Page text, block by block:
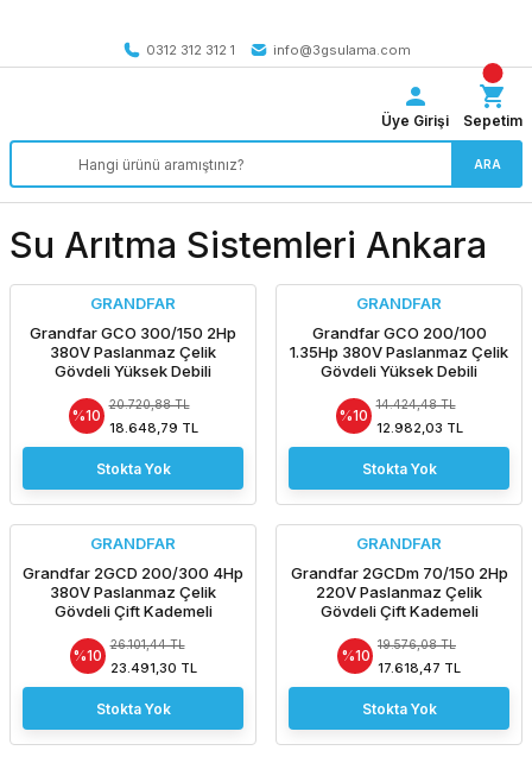
0312 312 312 1
info@3gsulama.com
ARA
Üye Girişi Sepetim
Su Arıtma Sistemleri Ankara
GRANDFAR
Grandfar GCO 300/150 2Hp
380V Paslanmaz Çelik
Gövdeli Yüksek Debili
%10
20.720,88 TL
18.648,79 TL
Stokta Yok
GRANDFAR
Grandfar GCO 200/100
1.35Hp 380V Paslanmaz Çelik
Gövdeli Yüksek Debili
%10
14.424,48 TL
12.982,03 TL
Stokta Yok
GRANDFAR
Grandfar 2GCD 200/300 4Hp
380V Paslanmaz Çelik
Gövdeli Çift Kademeli
%10
26.101,44 TL
23.491,30 TL
Stokta Yok
GRANDFAR
Grandfar 2GCDm 70/150 2Hp
220V Paslanmaz Çelik
Gövdeli Çift Kademeli
%10
19.576,08 TL
17.618,47 TL
Stokta Yok